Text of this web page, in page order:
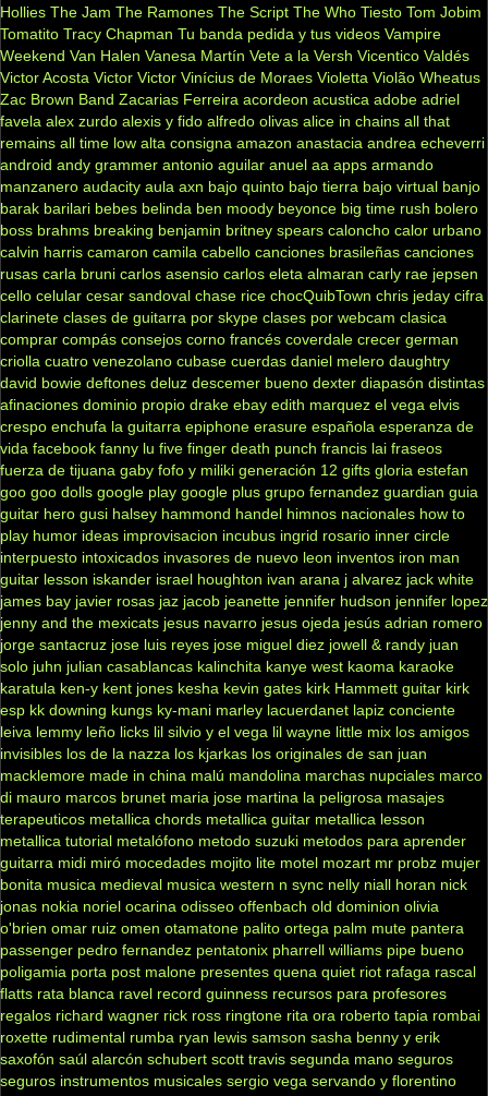
Hollies The Jam The Ramones The Script The Who Tiesto Tom Jobim
Tomatito Tracy Chapman Tu banda pedida y tus videos Vampire
Weekend Van Halen Vanesa Martín Vete a la Versh Vicentico Valdés
Victor Acosta Victor Victor Vinícius de Moraes Violetta Violão Wheatus
Zac Brown Band Zacarias Ferreira acordeon acustica adobe adriel
favela alex zurdo alexis y fido alfredo olivas alice in chains all that
remains all time low alta consigna amazon anastacia andrea echeverri
android andy grammer antonio aguilar anuel aa apps armando
manzanero audacity aula axn bajo quinto bajo tierra bajo virtual banjo
barak barilari bebes belinda ben moody beyonce big time rush bolero
boss brahms breaking benjamin britney spears caloncho calor urbano
calvin harris camaron camila cabello canciones brasileñas canciones
rusas carla bruni carlos asensio carlos eleta almaran carly rae jepsen
cello celular cesar sandoval chase rice chocQuibTown chris jeday cifra
clarinete clases de guitarra por skype clases por webcam clasica
comprar compás consejos corno francés coverdale crecer german
criolla cuatro venezolano cubase cuerdas daniel melero daughtry
david bowie deftones deluz descemer bueno dexter diapasón distintas
afinaciones dominio propio drake ebay edith marquez el vega elvis
crespo enchufa la guitarra epiphone erasure española esperanza de
vida facebook fanny lu five finger death punch francis lai fraseos
fuerza de tijuana gaby fofo y miliki generación 12 gifts gloria estefan
goo goo dolls google play google plus grupo fernandez guardian guia
guitar hero gusi halsey hammond handel himnos nacionales how to
play humor ideas improvisacion incubus ingrid rosario inner circle
interpuesto intoxicados invasores de nuevo leon inventos iron man
guitar lesson iskander israel houghton ivan arana j alvarez jack white
james bay javier rosas jaz jacob jeanette jennifer hudson jennifer lopez
jenny and the mexicats jesus navarro jesus ojeda jesús adrian romero
jorge santacruz jose luis reyes jose miguel diez jowell & randy juan
solo juhn julian casablancas kalinchita kanye west kaoma karaoke
karatula ken-y kent jones kesha kevin gates kirk Hammett guitar kirk
esp kk downing kungs ky-mani marley lacuerdanet lapiz conciente
leiva lemmy leño licks lil silvio y el vega lil wayne little mix los amigos
invisibles los de la nazza los kjarkas los originales de san juan
macklemore made in china malú mandolina marchas nupciales marco
di mauro marcos brunet maria jose martina la peligrosa masajes
terapeuticos metallica chords metallica guitar metallica lesson
metallica tutorial metalófono metodo suzuki metodos para aprender
guitarra midi miró mocedades mojito lite motel mozart mr probz mujer
bonita musica medieval musica western n sync nelly niall horan nick
jonas nokia noriel ocarina odisseo offenbach old dominion olivia
o'brien omar ruiz omen otamatone palito ortega palm mute pantera
passenger pedro fernandez pentatonix pharrell williams pipe bueno
poligamia porta post malone presentes quena quiet riot rafaga rascal
flatts rata blanca ravel record guinness recursos para profesores
regalos richard wagner rick ross ringtone rita ora roberto tapia rombai
roxette rudimental rumba ryan lewis samson sasha benny y erik
saxofón saúl alarcón schubert scott travis segunda mano seguros
seguros instrumentos musicales sergio vega servando y florentino